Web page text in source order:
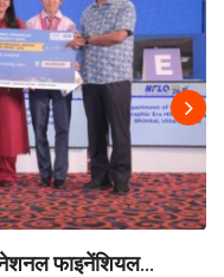
नेशनल फाइनेंशियल...